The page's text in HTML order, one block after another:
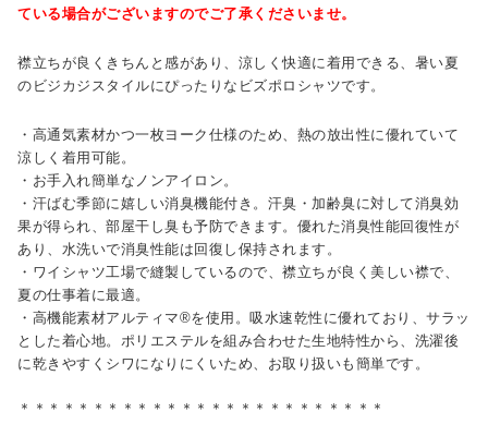
ている場合がございますのでご了承くださいませ。
襟立ちが良くきちんと感があり、涼しく快適に着用できる、暑い夏
のビジカジスタイルにぴったりなビズポロシャツです。
・高通気素材かつ一枚ヨーク仕様のため、熱の放出性に優れていて
涼しく着用可能。
・お手入れ簡単なノンアイロン。
・汗ばむ季節に嬉しい消臭機能付き。汗臭・加齢臭に対して消臭効
果が得られ、部屋干し臭も予防できます。優れた消臭性能回復性が
あり、水洗いで消臭性能は回復し保持されます。
・ワイシャツ工場で縫製しているので、襟立ちが良く美しい襟で、
夏の仕事着に最適。
・高機能素材アルティマ®を使用。吸水速乾性に優れており、サラッ
とした着心地。ポリエステルを組み合わせた生地特性から、洗濯後
に乾きやすくシワになりにくいため、お取り扱いも簡単です。
＊＊＊＊＊＊＊＊＊＊＊＊＊＊＊＊＊＊＊＊＊＊＊＊＊